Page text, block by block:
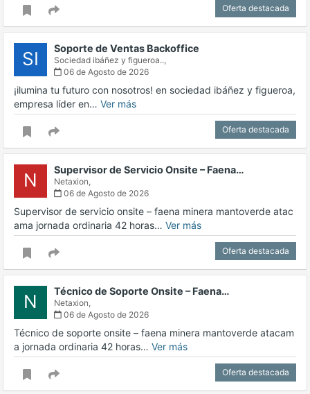
Oferta destacada
SI Soporte de Ventas Backoffice
Sociedad ibáñez y figueroa..,
06 de Agosto de 2026
¡ilumina tu futuro con nosotros! en sociedad ibáñez y figueroa,
empresa líder en… Ver más
Oferta destacada
N Supervisor de Servicio Onsite – Faena…
Netaxion,
06 de Agosto de 2026
Supervisor de servicio onsite – faena minera mantoverde atac
ama jornada ordinaria 42 horas… Ver más
Oferta destacada
N Técnico de Soporte Onsite – Faena…
Netaxion,
06 de Agosto de 2026
Técnico de soporte onsite – faena minera mantoverde atacam
a jornada ordinaria 42 horas… Ver más
Oferta destacada